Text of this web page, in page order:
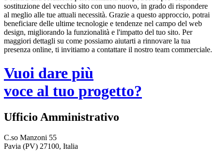
sostituzione del vecchio sito con uno nuovo, in grado di rispondere
al meglio alle tue attuali necessità. Grazie a questo approccio, potrai
beneficiare delle ultime tecnologie e tendenze nel campo del web
design, migliorando la funzionalità e l'impatto del tuo sito. Per
maggiori dettagli su come possiamo aiutarti a rinnovare la tua
presenza online, ti invitiamo a contattare il nostro team commerciale.
Vuoi dare più
voce al tuo progetto?
Ufficio Amministrativo
C.so Manzoni 55
Pavia (PV) 27100, Italia